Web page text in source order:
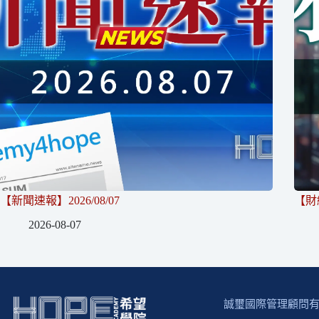
【新聞速報】2026/08/07
2026-08-07
【
誠璽國際管理顧問